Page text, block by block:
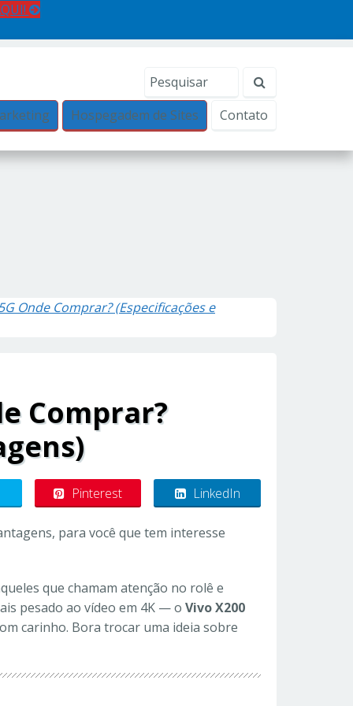
Hospegadem de Sites Contato
Onde Comprar? (Especificações e
Comprar?
Pinterest LinkedIn
para você que tem interesse
que chamam atenção no rolê e
pesado ao vídeo em 4K — o Vivo X200
carinho. Bora trocar uma ideia sobre